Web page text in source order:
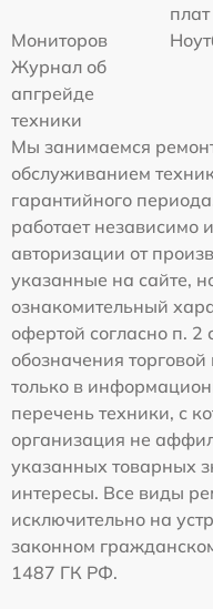
плат
Мониторов
Журнал об
апгрейде
техники
Мы занимаемся
обслуживанием
гарантийного
работает независимо
авторизации от
указанные на сайте,
ознакомительный
офертой согласно п.
обозначения
только в
перечень техники, с
организация не
указанных товарных
интересы. Все виды
исключительно на
законном гражданском
1487 ГК РФ.